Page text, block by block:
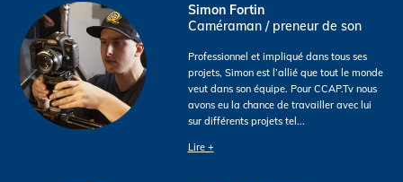
Simon Fortin
Caméraman / preneur de son
Professionnel et impliqué dans tous ses
projets, Simon est l’allié que tout le monde
veut dans son équipe. Pour CCAP.Tv nous
avons eu la chance de travailler avec lui
sur différents projets tel...
Lire +